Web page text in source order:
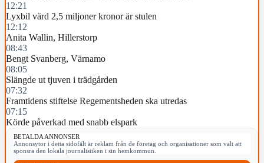
12:21
Lyxbil värd 2,5 miljoner kronor är stulen
12:12
Anita Wallin, Hillerstorp
08:43
Bengt Svanberg, Värnamo
08:05
Slängde ut tjuven i trädgården
07:32
Framtidens stiftelse Regementsheden ska utredas
07:15
Körde påverkad med snabb elspark
BETALDA ANNONSER
Annonsytor i detta sidofält är reklam från de företag och organisationer som valt att
sponsra den lokala journalistiken i sin hemkommun.